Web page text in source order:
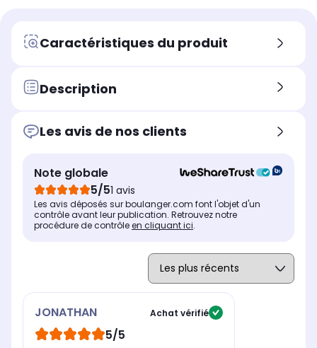
Caractéristiques du produit
Description
Les avis de nos clients
Note globale
5/51 avis
Les avis déposés sur boulanger.com font l'objet d'un
contrôle avant leur publication. Retrouvez notre
procédure de contrôleen cliquant ici.
JONATHAN Achat vérifié
5/5